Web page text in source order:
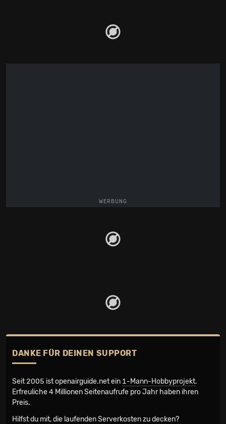
WERBUNG
DANKE FÜR DEINEN SUPPORT
Seit 2005 ist openairguide.net ein 1-Mann-Hobbyprojekt.
Erfreuliche 4 Millionen Seiten­aufrufe pro Jahr haben ihren
Preis.
Hilfst du mit, die laufenden Serverkosten zu decken?